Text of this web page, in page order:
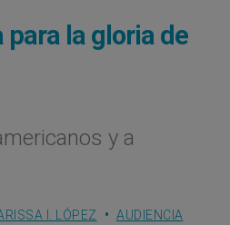
para la gloria de
y a
I. LÓPEZ
AUDIENCIA